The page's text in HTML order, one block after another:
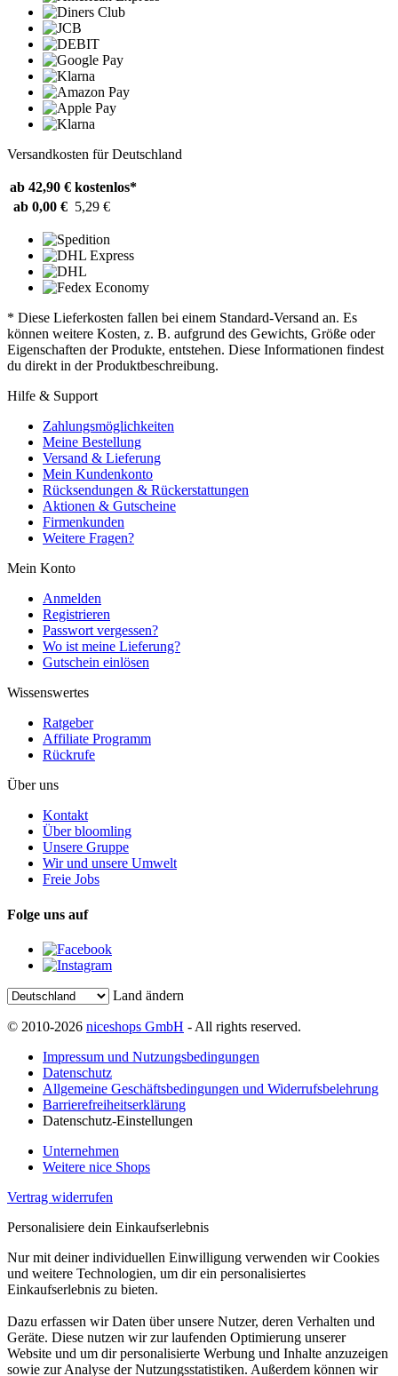
Versandkosten für Deutschland
ab 42,90 € kostenlos*
ab 0,00 € 5,29 €
* Diese Lieferkosten fallen bei einem Standard-Versand an. Es
können weitere Kosten, z. B. aufgrund des Gewichts, Größe oder
Eigenschaften der Produkte, entstehen. Diese Informationen findest
du direkt in der Produktbeschreibung.
Hilfe & Support
Zahlungsmöglichkeiten
Meine Bestellung
Versand & Lieferung
Mein Kundenkonto
Rücksendungen & Rückerstattungen
Aktionen & Gutscheine
Firmenkunden
Weitere Fragen?
Mein Konto
Anmelden
Registrieren
Passwort vergessen?
Wo ist meine Lieferung?
Gutschein einlösen
Wissenswertes
Ratgeber
Affiliate Programm
Rückrufe
Über uns
Kontakt
Über bloomling
Unsere Gruppe
Wir und unsere Umwelt
Freie Jobs
Folge uns auf
Land ändern
© 2010-2026 niceshops GmbH - All rights reserved.
Impressum und Nutzungsbedingungen
Datenschutz
Allgemeine Geschäftsbedingungen und Widerrufsbelehrung
Barrierefreiheitserklärung
Datenschutz-Einstellungen
Unternehmen
Weitere nice Shops
Vertrag widerrufen
Personalisiere dein Einkaufserlebnis
Nur mit deiner individuellen Einwilligung verwenden wir Cookies
und weitere Technologien, um dir ein personalisiertes
Einkaufserlebnis zu bieten.
Dazu erfassen wir Daten über unsere Nutzer, deren Verhalten und
Geräte. Diese nutzen wir zur laufenden Optimierung unserer
Website und um dir personalisierte Werbung und Inhalte anzuzeigen
sowie zur Analyse der Nutzungsstatistiken. Außerdem können wir